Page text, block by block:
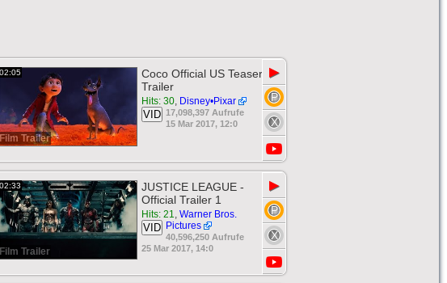
02:05
Film Trailer
Coco Official US Teaser
Trailer
Hits: 30, Disney•Pixar
VID 17,098,397 Aufrufe
15 Mar 2017, 12:0
▶
02:33
Film Trailer
JUSTICE LEAGUE -
Official Trailer 1
Hits: 21, Warner Bros.
Pictures
VID
40,596,250 Aufrufe
25 Mar 2017, 14:0
▶